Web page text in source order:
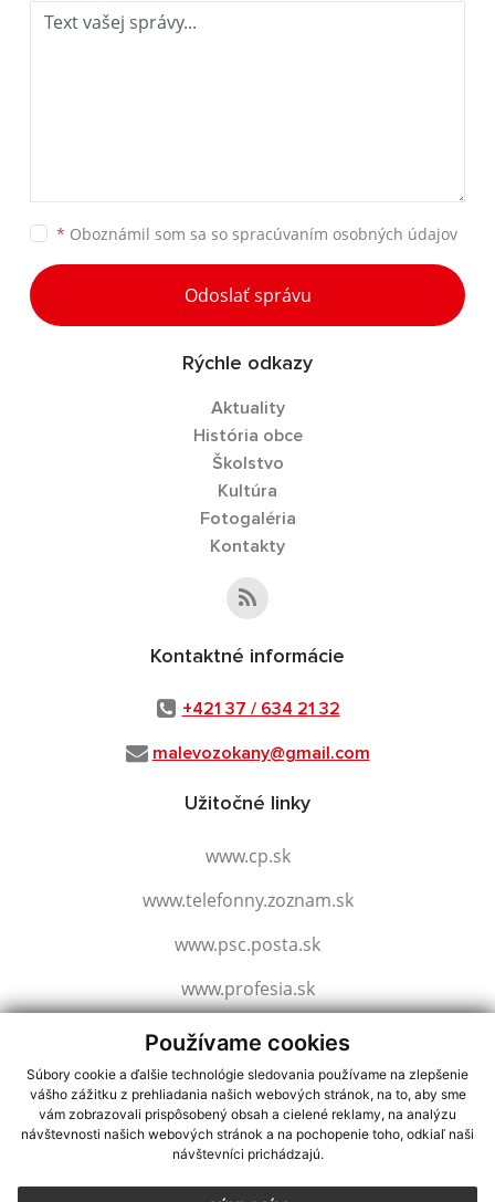
Používame cookies
Súbory cookie a ďalšie technológie sledovania používame na zlepšenie
vášho zážitku z prehliadania našich webových stránok, na to, aby sme
vám zobrazovali prispôsobený obsah a cielené reklamy, na analýzu
návštevnosti našich webových stránok a na pochopenie toho, odkiaľ naši
návštevníci prichádzajú.
* Oboznámil som sa so spracúvaním osobných údajov
Odoslať správu
Rýchle odkazy
Aktuality
História obce
Školstvo
Kultúra
Fotogaléria
Kontakty
Kontaktné informácie
+421 37 / 634 21 32
malevozokany@gmail.com
Užitočné linky
www.cp.sk
www.telefonny.zoznam.sk
www.psc.posta.sk
www.profesia.sk
www.slovensko.sk
využite možnosť získavania aktuálnych informácií s využitím RSS
CMS systém (redakčný) systém ECHELON 2,Mapa stránok,web portál
webex.digital, s.r.o.,domény,registrácia domény